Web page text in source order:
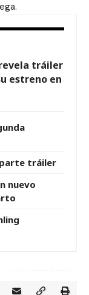
tráiler
estreno en
tráiler
nuevo